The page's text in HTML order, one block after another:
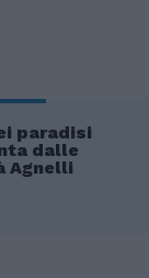
paradisi
dalle
Agnelli